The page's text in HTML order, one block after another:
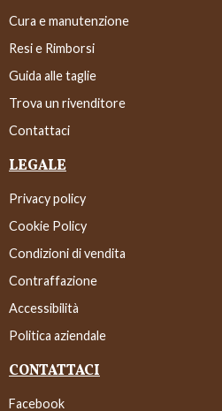
Cura e manutenzione
Resi e Rimborsi
Guida alle taglie
Trova un rivenditore
Contattaci
LEGALE
Privacy policy
Cookie Policy
Condizioni di vendita
Contraffazione
Accessibilità
Politica aziendale
CONTATTACI
Facebook